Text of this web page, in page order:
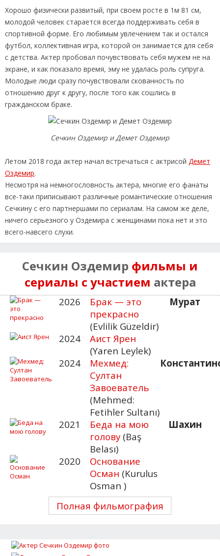
Хорошо физически развитый, при своем росте в 1м 81 см,
молодой человек старается всегда поддерживать себя в
спортивной форме. Его любимым увлечением так и остался
футбол, коллективная игра, которой он занимается для себя
с детства. Актер пробовал почувствовать себя мужем не на
экране, и как показало время, эму не удалась роль супруга.
Молодые люди сразу почувствовали скованность по
отношению друг к другу, после того как сошлись в
гражданском браке.
Сечкин Оздемир и Демет Оздемир
Летом 2018 года актер начал встречаться с актрисой Демет
Оздемир.
Несмотря на немногословность актера, многие его фанаты
все-таки приписывают различные романтические отношения
Сечкину с его партнершами по сериалам. На самом же деле,
ничего серьезного у Оздемира с женщинами пока нет и это
всего-навсего слухи.
Сечкин Оздемир фильмы и
сериалы с участием актера
2026
Брак — это
прекрасно
(Evlilik Güzeldir)
Мурат
2024
Аист Ярен
(Yaren Leylek)
2024
Мехмед:
Султан
Завоеватель
(Mehmed:
Fetihler Sultanı)
2021
Беда на мою
голову (Baş
Belası)
Шахин
2020
Основание
Осман (Kurulus
Osman )
Полная фильмография